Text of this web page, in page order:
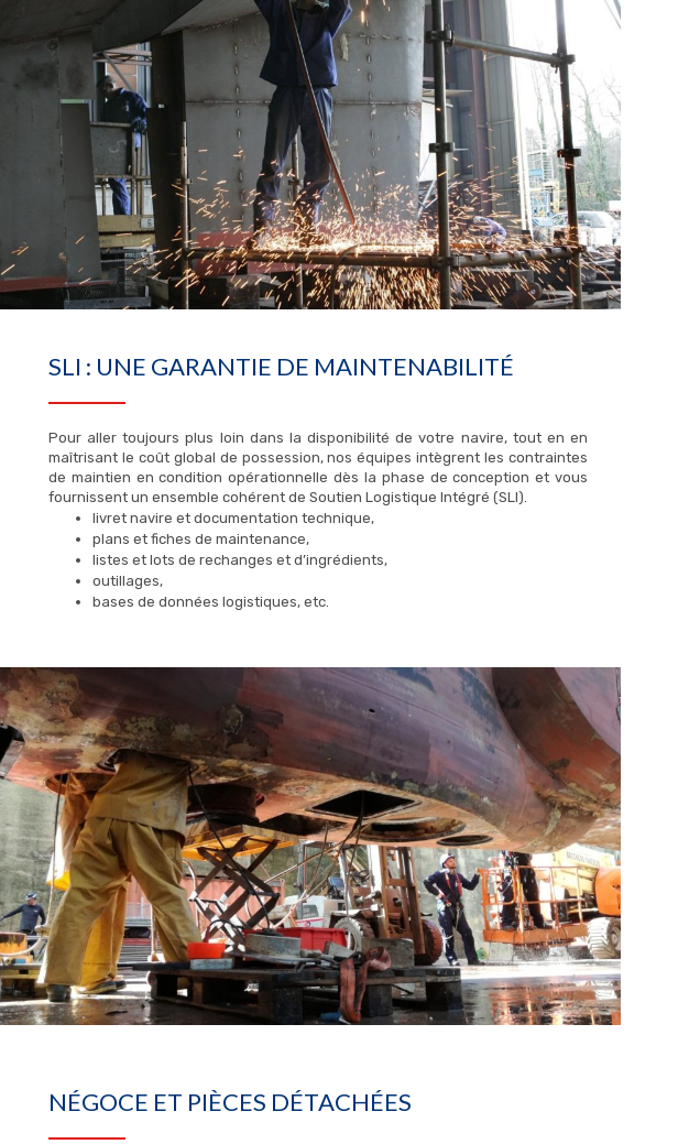
SLI : UNE GARANTIE DE MAINTENABILITÉ
Pour aller toujours plus loin dans la disponibilité de votre navire, tout en en
maîtrisant le coût global de possession, nos équipes intègrent les contraintes
de maintien en condition opérationnelle dès la phase de conception et vous
fournissent un ensemble cohérent de Soutien Logistique Intégré (SLI).
livret navire et documentation technique,
plans et fiches de maintenance,
listes et lots de rechanges et d’ingrédients,
outillages,
bases de données logistiques, etc.
NÉGOCE ET PIÈCES DÉTACHÉES